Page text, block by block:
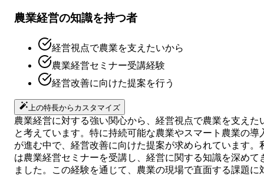
農業経営の知識を持つ者
経営視点で農業を支えたいから
農業経営セミナー受講経験
経営改善に向けた提案を行う
上の特長からカスタマイズ
農業経営に対する強い関心から、経営視点で農業を支えた
と考えています。特に持続可能な農業やスマート農業の導
が進む中で、経営改善に向けた提案が求められています。
は農業経営セミナーを受講し、経営に関する知識を深めて
ました。この経験を通じて、農業の現場で直面する課題に